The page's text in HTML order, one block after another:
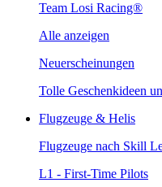
Team Losi Racing®
Alle anzeigen
Neuerscheinungen
Tolle Geschenkideen
Flugzeuge & Helis
Flugzeuge nach Skill
L1 - First-Time Pilots